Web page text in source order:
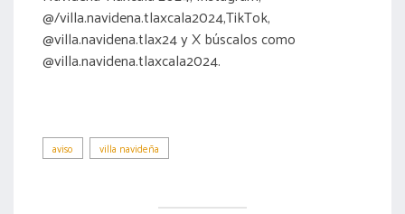
@/villa.navidena.tlaxcala2024,TikTok,
@villa.navidena.tlax24 y X búscalos como
@villa.navidena.tlaxcala2024.
aviso villa navideña